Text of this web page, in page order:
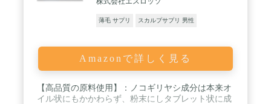
きます。 / ✅【❗飲み過ぎが心配な方は摂取する量が
調節可能❗】 美髪プレミアは90粒入りですので1日あ
がある方はご自分で量を調節することが可能です。
1日2粒（亜鉛18mg）でしたら1箱で45日分になりま
りますので長くご利用いただくことが可能となって
おります。
薄毛 サプリ スカルプサプリ 男性
Amazonで詳しく見る
【高品質の原料使用】：ノコギリヤシ成分は本来オ
イル状にもかかわらず、粉末にしタブレット状に成